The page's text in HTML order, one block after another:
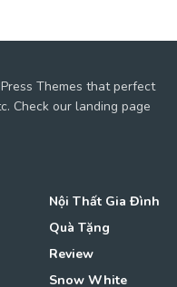
Themes that perfect
Check our landing page
Nội Thất Gia Đình
Quà Tặng
Review
Snow White